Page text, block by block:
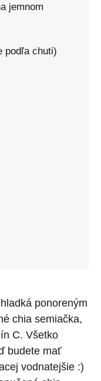
jemnom
podľa chuti)
ponoreným
chia semiačka,
C. Všetko
budete mať
vodnatejšie :)